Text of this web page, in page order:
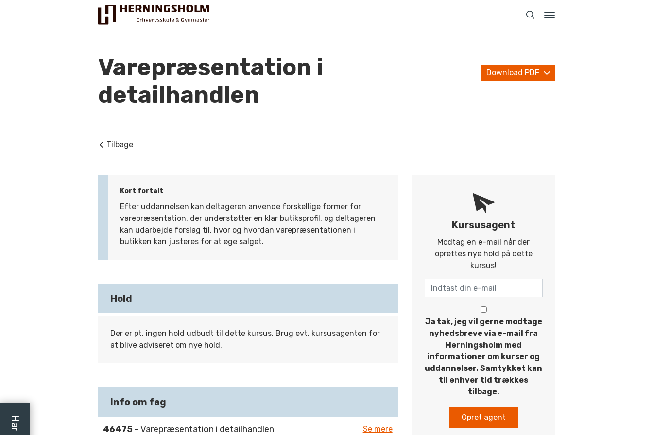
Varepræsentation i
detailhandlen
Download PDF
Tilbage
Kort fortalt
Efter uddannelsen kan deltageren anvende forskellige former for
varepræsentation, der understøtter en klar butiksprofil, og deltageren
kan udarbejde forslag til, hvor og hvordan varepræsentationen i
butikken kan justeres for at øge salget.
Hold
Der er pt. ingen hold udbudt til dette kursus. Brug evt. kursusagenten for
at blive adviseret om nye hold.
Info om fag
46475 - Varepræsentation i detailhandlen Se mere
Kursusagent
Modtag en e-mail når der
oprettes nye hold på dette
kursus!
Ja tak, jeg vil gerne modtage
nyhedsbreve via e-mail fra
Herningsholm med
informationer om kurser og
uddannelser. Samtykket kan
til enhver tid trækkes
tilbage.
Opret agent